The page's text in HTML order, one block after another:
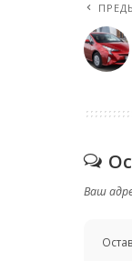
Ваш